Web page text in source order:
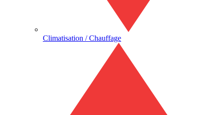
Climatisation / Chauffage